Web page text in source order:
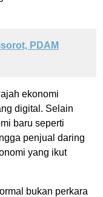
PDAM
ekonomi
digital. Selain
baru seperti
penjual daring
yang ikut
bukan perkara